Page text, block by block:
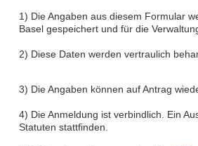
1) Die Angaben aus diesem Formular
Basel gespeichert und für die
2) Diese Daten werden vertraulich
3) Die Angaben können auf Antrag
4) Die Anmeldung ist verbindlich. Ein
Statuten stattfinden.